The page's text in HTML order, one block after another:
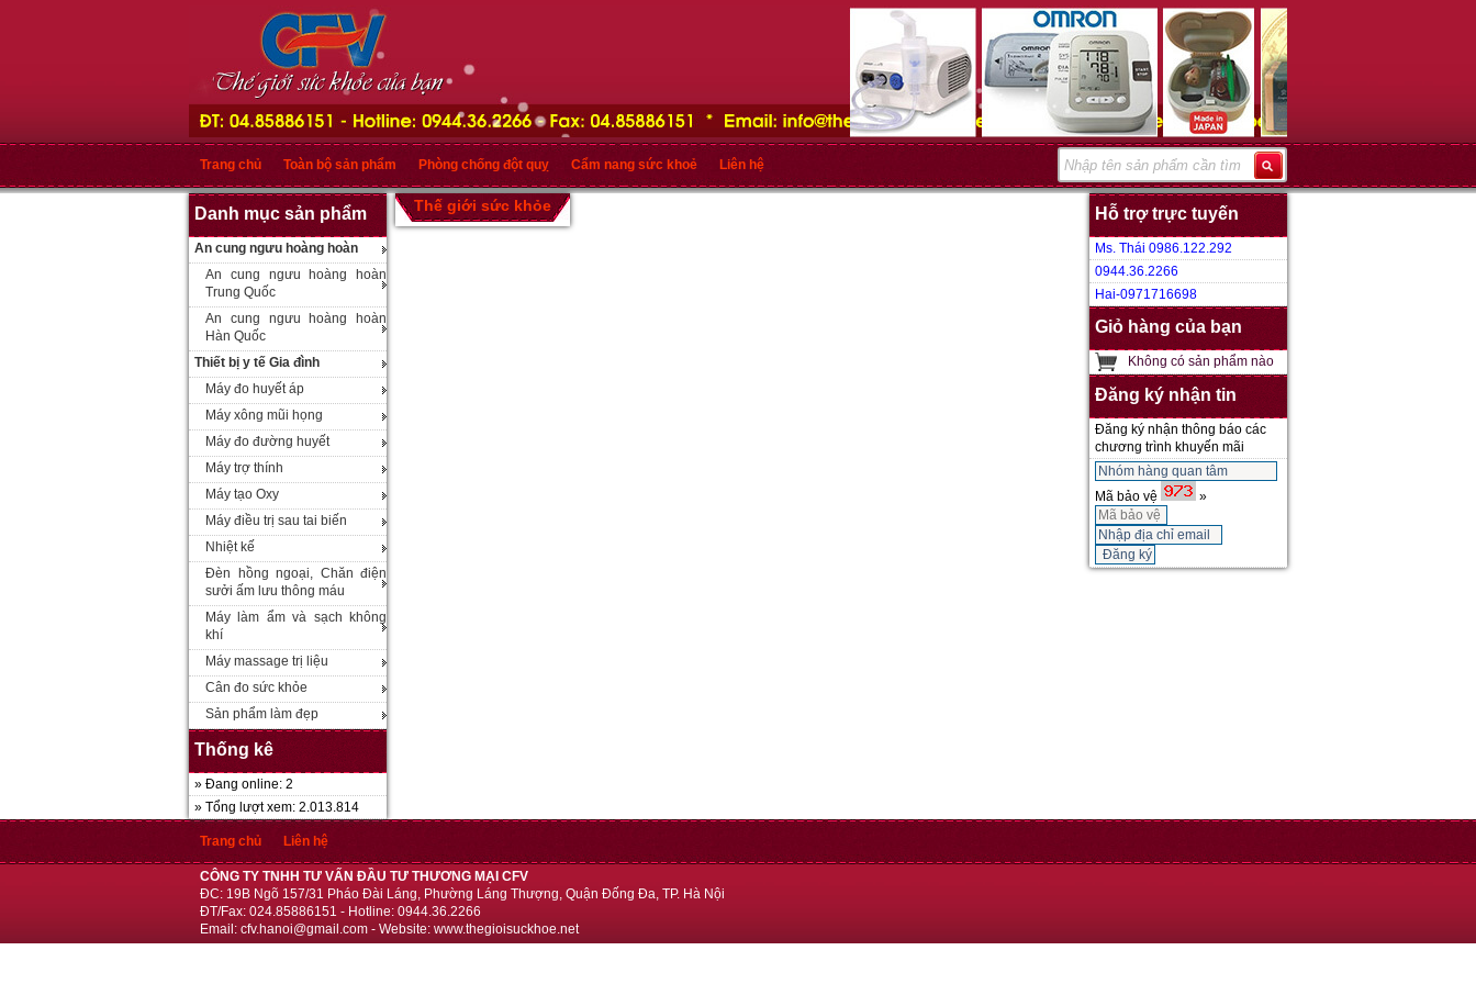
Trang chủ Toàn bộ sản phẩm Phòng chống đột quỵ Cẩm nang sức khoẻ Liên hệ
Danh mục sản phẩm
An cung ngưu hoàng hoàn
An cung ngưu hoàng hoàn
Trung Quốc
An cung ngưu hoàng hoàn
Hàn Quốc
Thiết bị y tế Gia đình
Máy đo huyết áp
Máy xông mũi họng
Máy đo đường huyết
Máy trợ thính
Máy tạo Oxy
Máy điều trị sau tai biến
Nhiệt kế
Đèn hồng ngoại, Chăn điện
sưởi ấm lưu thông máu
Máy làm ẩm và sạch không
khí
Máy massage trị liệu
Cân đo sức khỏe
Sản phẩm làm đẹp
Thống kê
» Đang online: 2
» Tổng lượt xem: 2.013.814
Thế giới sức khỏe Hỗ trợ trực tuyến
Ms. Thái 0986.122.292
0944.36.2266
Hai-0971716698
Giỏ hàng của bạn
Không có sản phẩm nào
Đăng ký nhận tin
Đăng ký nhận thông báo các
chương trình khuyến mãi
Mã bảo vệ »
Trang chủ Liên hệ
CÔNG TY TNHH TƯ VẤN ĐẦU TƯ THƯƠNG MẠI CFV
ĐC: 19B Ngõ 157/31 Pháo Đài Láng, Phường Láng Thượng, Quận Đống Đa, TP. Hà Nội
ĐT/Fax: 024.85886151 - Hotline: 0944.36.2266
Email: cfv.hanoi@gmail.com - Website: www.thegioisuckhoe.net